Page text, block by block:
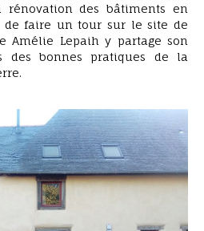
des bâtiments en
de faire un tour sur le site de
Amélie Lepaih y partage son
des bonnes pratiques de la
terre stabilisé à la